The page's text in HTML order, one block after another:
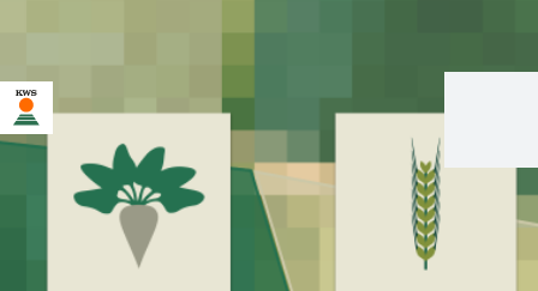
U bent op de KWS-website voor Nederland. Er bestaat een
alternatieve webpagina in uw land voor deze pagina:
Wilt u nu veranderen?
VERANDER
DEZE KEER NIET
VERANDEREN
NIET MEER
VRAGEN